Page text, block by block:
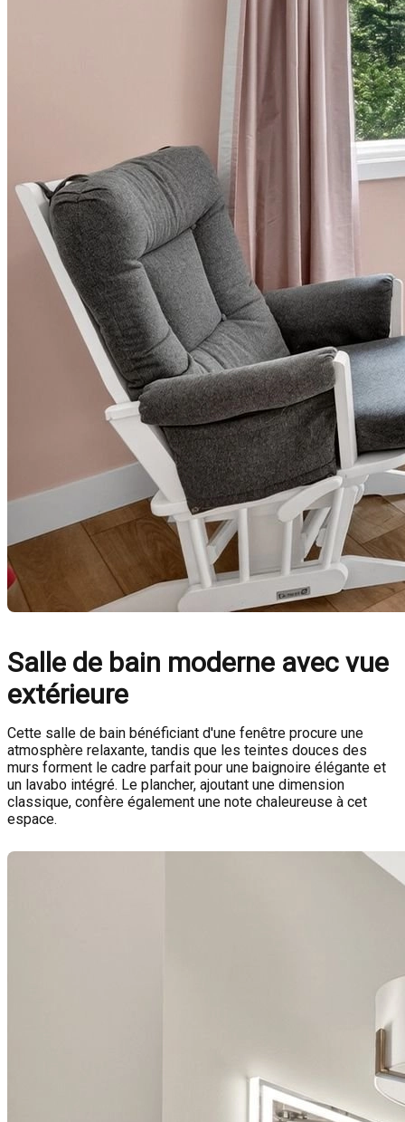
Salle de bain moderne avec vue
extérieure
Cette salle de bain bénéficiant d'une fenêtre procure une
atmosphère relaxante, tandis que les teintes douces des
murs forment le cadre parfait pour une baignoire élégante et
un lavabo intégré. Le plancher, ajoutant une dimension
classique, confère également une note chaleureuse à cet
espace.